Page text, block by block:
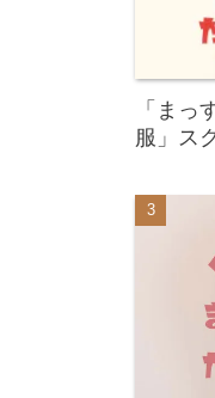
「まっ
服」ス